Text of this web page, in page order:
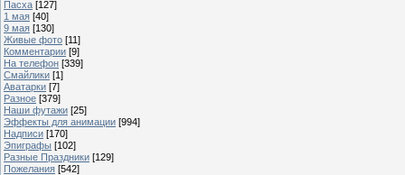
Пасха [127]
1 мая [40]
9 мая [130]
Живые фото [11]
Комментарии [9]
На телефон [339]
Смайлики [1]
Аватарки [7]
Разное [379]
Наши футажи [25]
Эффекты для анимации [994]
Надписи [170]
Эпиграфы [102]
Разные Праздники [129]
Пожелания [542]